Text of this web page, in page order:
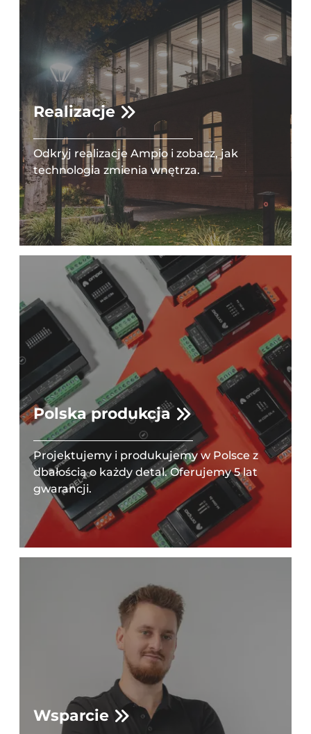
Realizacje
Odkryj realizacje Ampio i zobacz, jak
technologia zmienia wnętrza.
Polska produkcja
Projektujemy i produkujemy w Polsce z
dbałością o każdy detal. Oferujemy 5 lat
gwarancji.
Wsparcie